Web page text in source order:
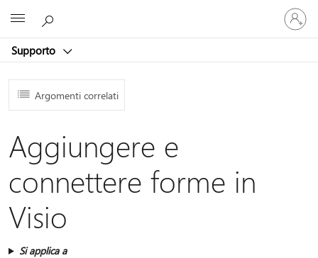
Supporto
Accedi
con
il
account
Argomenti correlati
Aggiungere e
connettere forme in
Visio
Si applica a